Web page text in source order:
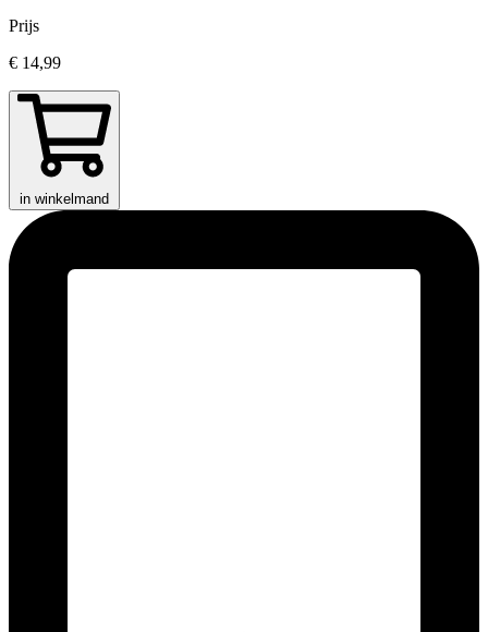
Prijs
€ 14,99
in winkelmand